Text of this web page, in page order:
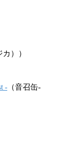
））
- （音召缶-